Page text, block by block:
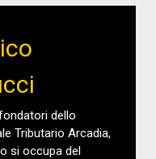
dello
Tributario Arcadia,
si occupa del